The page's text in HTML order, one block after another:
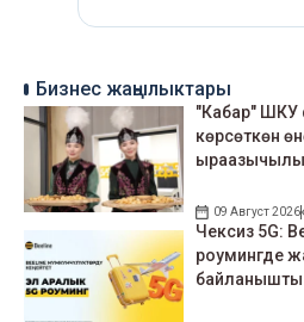
Бизнес жаңылыктары
"Кабар" ШКУ
көрсөткөн
09 Август 2026
Чексиз 5G:
роумингде
байланышты